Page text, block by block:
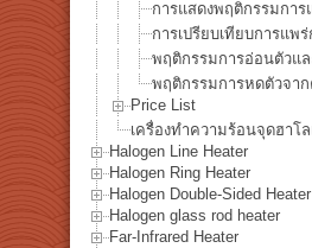
การแสดงพฤติกรรมกา
การเปรียบเทียบการแพ
พฤติกรรมการอ่อนตัวแ
พฤติกรรมการหดตัวจา
Price List
เครื่องทำความร้อนจุดฮาโ
Halogen Line Heater
Halogen Ring Heater
Halogen Double-Sided Heater
Halogen glass rod heater
Far-Infrared Heater